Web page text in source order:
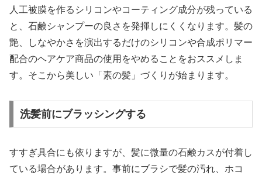
人工被膜を作るシリコンやコーティング成分が残っている
と、石鹸シャンプーの良さを発揮しにくくなります。髪の
艶、しなやかさを演出するだけのシリコンや合成ポリマー
配合のヘアケア商品の使用をやめることをおススメしま
す。そこから美しい「素の髪」づくりが始まります。
洗髪前にブラッシングする
すすぎ具合にも依りますが、髪に微量の石鹸カスが付着し
ている場合があります。事前にブラシで髪の汚れ、ホコ